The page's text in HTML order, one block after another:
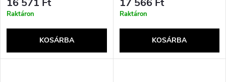
r
n
k
l
Raktáron
KOSÁRBA
Raktáron
KOSÁRBA